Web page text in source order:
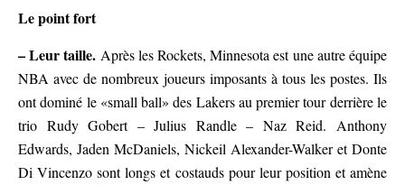
Le point fort
– Leur taille. Après les Rockets, Minnesota est une autre équipe
NBA avec de nombreux joueurs imposants à tous les postes. Ils
ont dominé le «small ball» des Lakers au premier tour derrière le
trio Rudy Gobert – Julius Randle – Naz Reid. Anthony
Edwards, Jaden McDaniels, Nickeil Alexander-Walker et Donte
Di Vincenzo sont longs et costauds pour leur position et amène